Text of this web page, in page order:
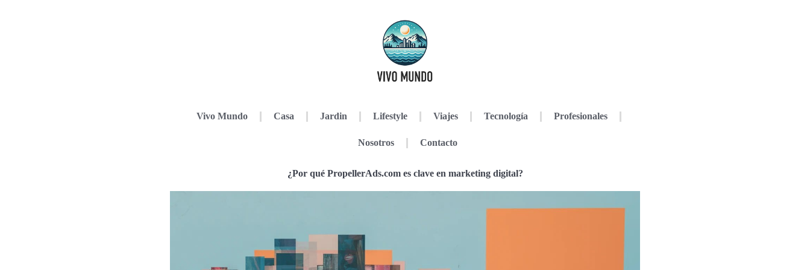
Vivo Mundo Casa Jardin Lifestyle Viajes Tecnología Profesionales
Nosotros Contacto
¿Por qué PropellerAds.com es clave en marketing digital?